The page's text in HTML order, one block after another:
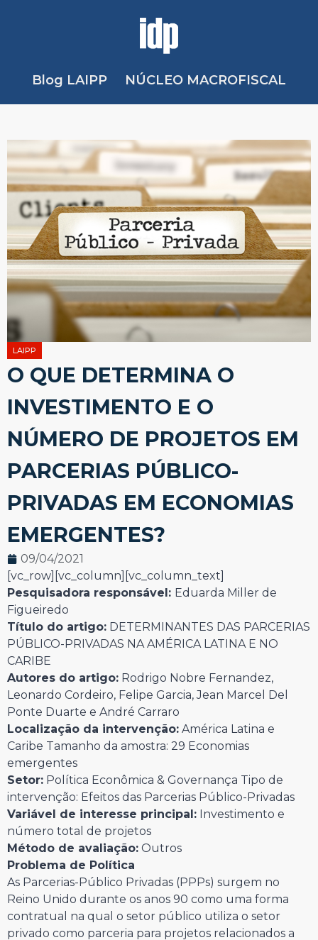
Blog LAIPP NÚCLEO MACROFISCAL
LAIPP
O QUE DETERMINA O
INVESTIMENTO E O
NÚMERO DE PROJETOS EM
PARCERIAS PÚBLICO-
PRIVADAS EM ECONOMIAS
EMERGENTES?
09/04/2021
[vc_row][vc_column][vc_column_text]
Pesquisadora responsável: Eduarda Miller de
Figueiredo
Título do artigo: DETERMINANTES DAS PARCERIAS
PÚBLICO-PRIVADAS NA AMÉRICA LATINA E NO
CARIBE
Autores do artigo: Rodrigo Nobre Fernandez,
Leonardo Cordeiro, Felipe Garcia, Jean Marcel Del
Ponte Duarte e André Carraro
Localização da intervenção: América Latina e
Caribe Tamanho da amostra: 29 Economias
emergentes
Setor: Política Econômica & Governança Tipo de
intervenção: Efeitos das Parcerias Público-Privadas
Variável de interesse principal: Investimento e
número total de projetos
Método de avaliação: Outros
Problema de Política
As Parcerias-Público Privadas (PPPs) surgem no
Reino Unido durante os anos 90 como uma forma
contratual na qual o setor público utiliza o setor
privado como parceria para projetos relacionados a